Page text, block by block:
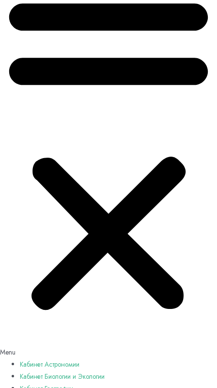
Menu
Кабинет Астрономии
Кабинет Биологии и Экологии